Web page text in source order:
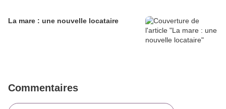
La mare : une nouvelle locataire
Commentaires